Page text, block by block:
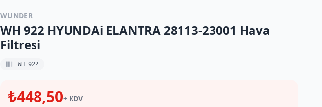
WUNDER
WH 922 HYUNDAi ELANTRA 28113-23001 Hava
Filtresi
WH 922
₺448,50+ KDV